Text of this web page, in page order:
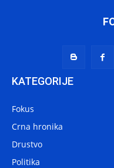
KATEGORIJE
Fokus
Crna hronika
Drustvo
Politika